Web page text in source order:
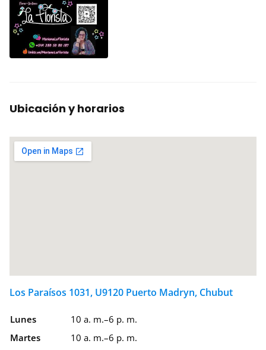
Ubicación y horarios
Los Paraísos 1031, U9120 Puerto Madryn, Chubut
Lunes
10 a. m.–6 p. m.
Martes
10 a. m.–6 p. m.